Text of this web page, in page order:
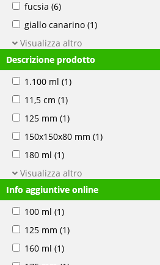
fucsia (6)
giallo canarino (1)
Visualizza altro
Descrizione prodotto
1.100 ml (1)
11,5 cm (1)
125 mm (1)
150x150x80 mm (1)
180 ml (1)
Visualizza altro
Info aggiuntive online
100 ml (1)
125 mm (1)
160 ml (1)